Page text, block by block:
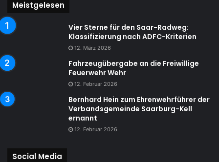
Meistgelesen
Vier Sterne für den Saar-Radweg:
Klassifizierung nach ADFC-Kriterien
12. März 2026
Fahrzeugübergabe an die Freiwillige
Feuerwehr Wehr
12. Februar 2026
Bernhard Hein zum Ehrenwehrführer der
Verbandsgemeinde Saarburg-Kell
ernannt
12. Februar 2026
Social Media